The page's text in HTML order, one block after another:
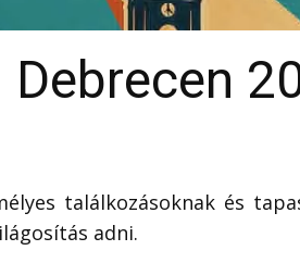
találkozásoknak és
adni.